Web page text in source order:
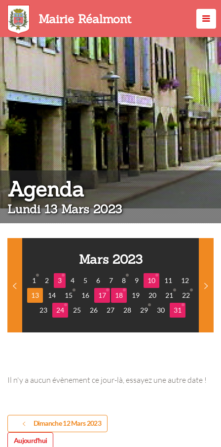
Aller
contenu
principal
Mairie Réalmont
Agenda:
Lundi 13 Mars 2023
Mars 2023
1 2 3 4 5 6 7 8 9 10 11
12
13
14 15 16 17 18 19 20 21
22
23
24 25 26 27 28 29 30 31
Il n'y a aucun évènement ce jour-là, essayez une autre date !
Dimanche 12 Mars 2023
Aujourd'hui